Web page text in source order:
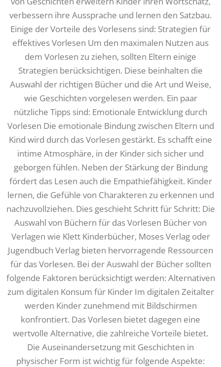
verbessern ihre Aussprache und lernen den Satzbau.
Einige der Vorteile des Vorlesens sind: Strategien für
effektives Vorlesen Um den maximalen Nutzen aus
dem Vorlesen zu ziehen, sollten Eltern einige
Strategien berücksichtigen. Diese beinhalten die
Auswahl der richtigen Bücher und die Art und Weise,
wie Geschichten vorgelesen werden. Ein paar
nützliche Tipps sind: Emotionale Entwicklung durch
Vorlesen Die emotionale Bindung zwischen Eltern und
Kind wird durch das Vorlesen gestärkt. Es schafft eine
intime Atmosphäre, in der Kinder sich sicher und
geborgen fühlen. Neben der Stärkung der Bindung
fördert das Lesen auch die Empathiefähigkeit. Kinder
lernen, die Gefühle von Charakteren zu erkennen und
nachzuvollziehen. Dies geschieht Schritt für Schritt: Die
Auswahl von Büchern für das Vorlesen Bücher von
Verlagen wie Klett Kinderbücher, Moses Verlag oder
Jugendbuch Verlag bieten hervorragende Ressourcen
für das Vorlesen. Bei der Auswahl der Bücher sollten
folgende Faktoren berücksichtigt werden: Alternativen
zum digitalen Konsum für Kinder Im digitalen Zeitalter
werden Kinder zunehmend mit Bildschirmen
konfrontiert. Das Vorlesen bietet dagegen eine
wertvolle Alternative, die zahlreiche Vorteile bietet.
Die Auseinandersetzung mit Geschichten in
physischer Form ist wichtig für folgende Aspekte: